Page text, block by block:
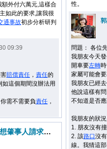
性。
問題： 各位
我朋友今天
開車要左轉
家屬可能會
我朋友已經
他說這樣有
不知道是否
我朋友的狀
1. 朋友沒有
2. 該路口沒
線。我猜這
外付六萬元,這樣合
如此的要求,讓我很
通事故初步分析研判
09:39
賠償責任 ， 責任的
這個期間沒辦法用
需不需要負責任 ，
因車禍而減少收入 可否想肇事人請求賠償